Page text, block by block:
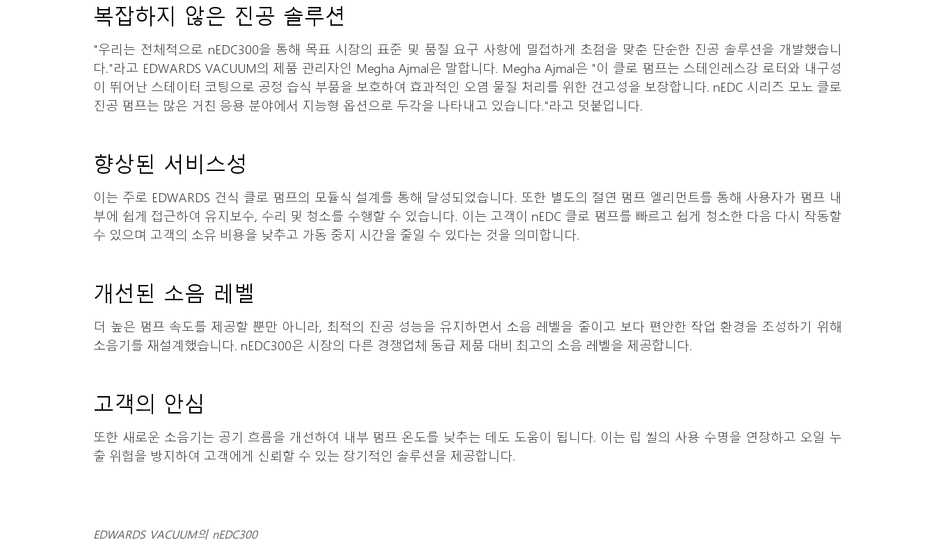
복잡하지 않은 진공 솔루션
"우리는 전체적으로 nEDC300을 통해 목표 시장의 표준 및 품질 요구 사항에 밀접하게 초점을 맞춘 단순한 진공 솔루션을 개발했습니
다."라고 EDWARDS VACUUM의 제품 관리자인 Megha Ajmal은 말합니다. Megha Ajmal은 "이 클로 펌프는 스테인레스강 로터와 내구성
이 뛰어난 스테이터 코팅으로 공정 습식 부품을 보호하여 효과적인 오염 물질 처리를 위한 견고성을 보장합니다. nEDC 시리즈 모노 클로
진공 펌프는 많은 거친 응용 분야에서 지능형 옵션으로 두각을 나타내고 있습니다."라고 덧붙입니다.
향상된 서비스성
이는 주로 EDWARDS 건식 클로 펌프의 모듈식 설계를 통해 달성되었습니다. 또한 별도의 절연 펌프 엘리먼트를 통해 사용자가 펌프 내
부에 쉽게 접근하여 유지보수, 수리 및 청소를 수행할 수 있습니다. 이는 고객이 nEDC 클로 펌프를 빠르고 쉽게 청소한 다음 다시 작동할
수 있으며 고객의 소유 비용을 낮추고 가동 중지 시간을 줄일 수 있다는 것을 의미합니다.
개선된 소음 레벨
더 높은 펌프 속도를 제공할 뿐만 아니라, 최적의 진공 성능을 유지하면서 소음 레벨을 줄이고 보다 편안한 작업 환경을 조성하기 위해
소음기를 재설계했습니다. nEDC300은 시장의 다른 경쟁업체 동급 제품 대비 최고의 소음 레벨을 제공합니다.
고객의 안심
또한 새로운 소음기는 공기 흐름을 개선하여 내부 펌프 온도를 낮추는 데도 도움이 됩니다. 이는 립 씰의 사용 수명을 연장하고 오일 누
출 위험을 방지하여 고객에게 신뢰할 수 있는 장기적인 솔루션을 제공합니다.
EDWARDS VACUUM의 nEDC300